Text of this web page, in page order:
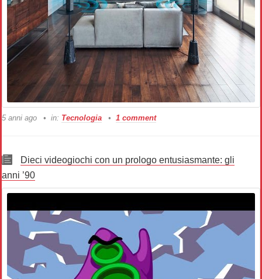
5 anni ago in: Tecnologia 1 comment
Dieci videogiochi con un prologo entusiasmante: gli
anni ’90